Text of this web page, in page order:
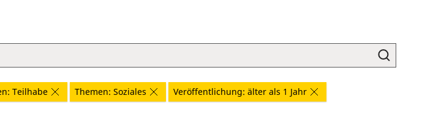
Teilhabe Themen: Soziales
Veröffentlichung: älter als 1 Jahr